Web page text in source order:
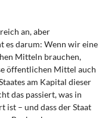
an, aber
es darum: Wenn wir eine
Mitteln brauchen,
öffentlichen Mittel auch
am Kapital dieser
das passiert, was in
ist – und dass der Staat